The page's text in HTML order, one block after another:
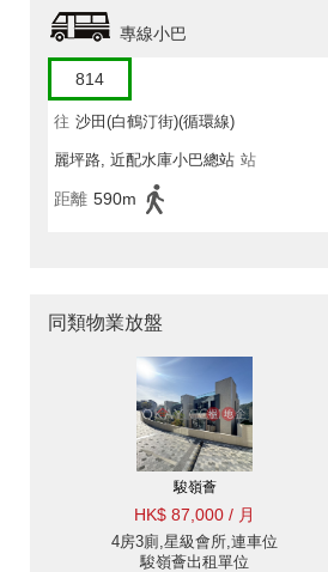
專線小巴
814
往 沙田(白鶴汀街)(循環線)
麗坪路, 近配水庫小巴總站 站
距離 590m
同類物業放盤
駿嶺薈
HK$ 87,000 / 月
4房3廁,星級會所,連車位
駿嶺薈出租單位